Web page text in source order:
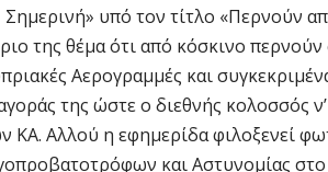
Σημερινή» υπό τον τίτλο «Περνούν
της θέμα ότι από κόσκινο
Αερογραμμές και
της ώστε ο διεθνής κολοσσός
ΚΑ. Αλλού η εφημερίδα φιλοξενεί
και Αστυνομίας